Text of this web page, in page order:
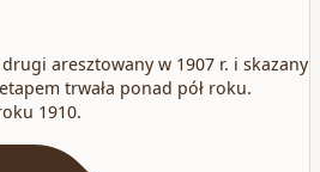
aresztowany w 1907 r. i skazany
trwała ponad pół roku.
1910.